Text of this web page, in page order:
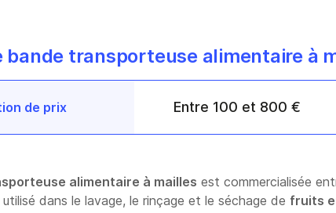
bande transporteuse alimentaire à
de prix Entre 100 et 800 €
alimentaire à mailles est commercialisée
dans le lavage, le rinçage et le séchage de fruits